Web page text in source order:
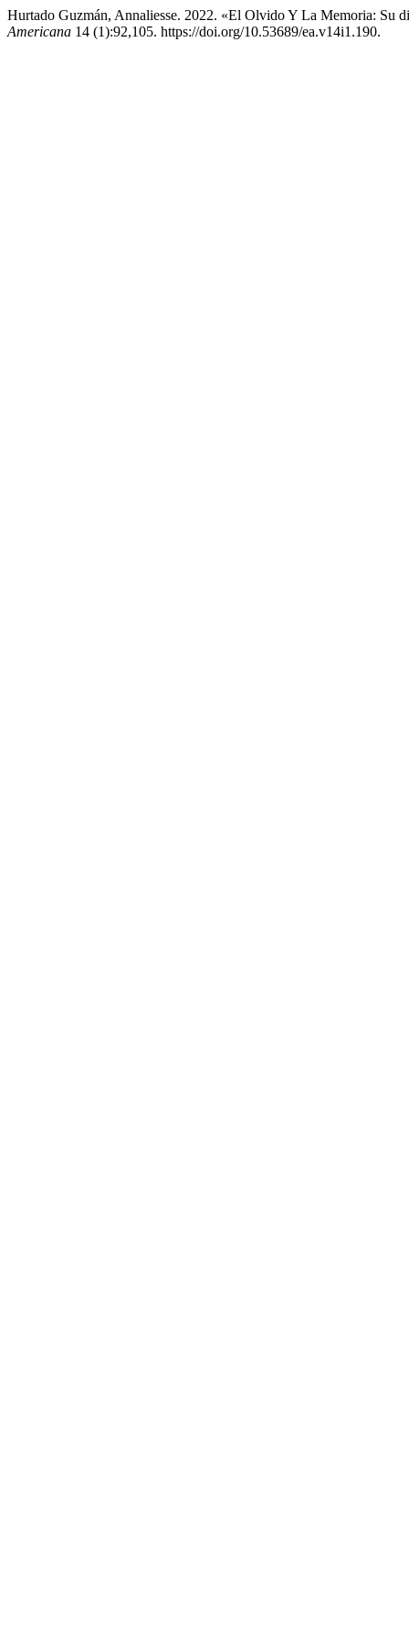
Hurtado Guzmán, Annaliesse. 2022. «El Olvido Y La Memoria: Su
Americana 14 (1):92,105. https://doi.org/10.53689/ea.v14i1.190.